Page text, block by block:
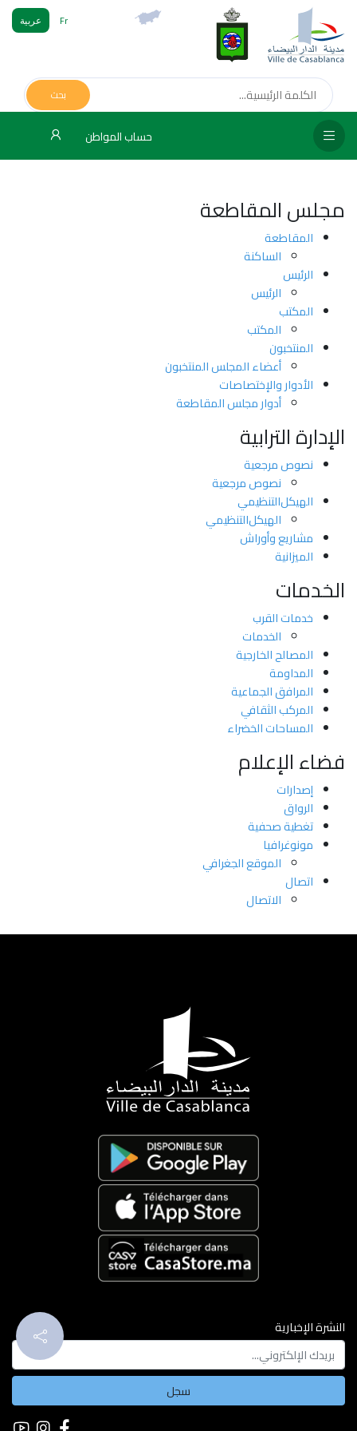
Fr عربية
بحث
حساب المواطن
مجلس المقاطعة
المقاطعة
الساكنة
الرئيس
الرئيس
المكتب
المكتب
المنتخبون
أعضاء المجلس المنتخبون
الأدوار والإختصاصات
أدوار مجلس المقاطعة
الإدارة الترابية
نصوص مرجعية
نصوص مرجعية
اﻟﻬﯿﻜﻞاﻟﺘﻨﻈﯿﻤﻲ
اﻟﻬﯿﻜﻞاﻟﺘﻨﻈﯿﻤﻲ
مشاريع وأوراش
الميزانية
الخدمات
خدمات القرب
الخدمات
المصالح الخارجية
المداومة
المرافق الجماعية
المركب الثقافي
المساحات الخضراء
فضاء الإعلام
إصدارات
الرواق
تغطية صحفية
مونوغرافيا
اﻟﻤﻮﻗﻊ اﻟﺠﻐﺮاﻓﻲ
اتصال
الاتصال
النشرة الإخبارية
سجل